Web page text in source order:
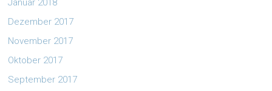
Januar 2018
Dezember 2017
November 2017
Oktober 2017
September 2017